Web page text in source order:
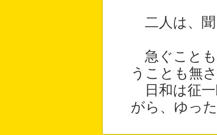
二人は、聞
急ぐことも
うことも無
日和は征一
がら、ゆっ